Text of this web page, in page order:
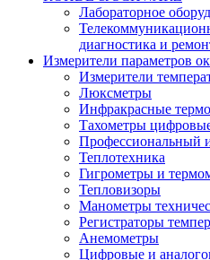
Лабораторное
диагностика и
Измерители параметров
Измерители
Люксметры
Инфракрасные
Тахометры
Профессиональный
Теплотехника
Гигрометры и
Тепловизоры
Манометры
Регистраторы
Анемометры
Цифровые и